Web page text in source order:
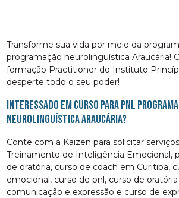
Transforme sua vida por meio da
programação neurolinguística Araucária!
formação Practitioner do Instituto
desperte todo o seu poder!
Interessado em curso para pnl
neurolinguística Araucária?
Conte com a Kaizen para solicitar
Treinamento de Inteligência Emocional,
de oratória, curso de coach em Curitiba,
emocional, curso de pnl, curso de
comunicação e expressão e curso de